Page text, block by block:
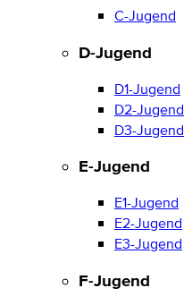
C-Jugend
D-Jugend
D1-Jugend
D2-Jugend
D3-Jugend
E-Jugend
E1-Jugend
E2-Jugend
E3-Jugend
F-Jugend